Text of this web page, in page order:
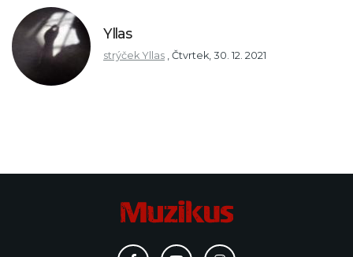
Yllas
strýček Yllas Čtvrtek, 30. 12. 2021